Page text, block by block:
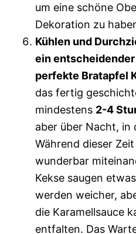
um eine schöne
Dekoration zu
Kühlen und
ein
perfekte Bratapfel
das fertig
mindestens 2-4
aber über Nacht, in
Während dieser
wunderbar
Kekse saugen
werden weicher,
die Karamellsauce
entfalten. Das